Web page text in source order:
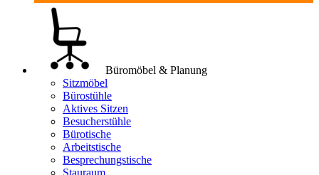
Büromöbel & Planung
Sitzmöbel
Bürostühle
Aktives Sitzen
Besucherstühle
Bürotische
Arbeitstische
Besprechungstische